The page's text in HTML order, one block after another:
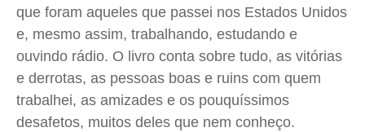
Publicidade Legal
Anuncie
Quem Somos
Publicidade Legal
Anuncie
Quem Somos
Publicidade Legal
Anuncie
Quem Somos
Publicidade Legal
Anuncie
Quem Somos
que foram aqueles que passei nos Estados Unidos
e, mesmo assim, trabalhando, estudando e
ouvindo rádio. O livro conta sobre tudo, as vitórias
e derrotas, as pessoas boas e ruins com quem
trabalhei, as amizades e os pouquíssimos
desafetos, muitos deles que nem conheço.